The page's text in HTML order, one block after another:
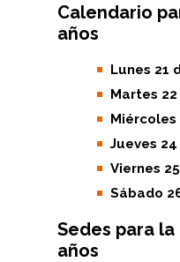
Calendario
años
Lunes 21
Martes
Jueves
Viernes
Sábado
Sedes para
años